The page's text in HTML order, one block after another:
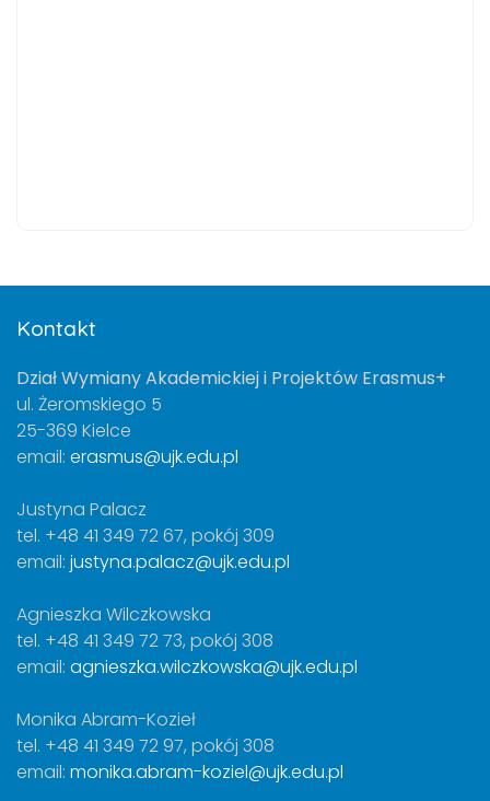
Kontakt
Dział Wymiany Akademickiej i Projektów Erasmus+
ul. Żeromskiego 5
25-369 Kielce
email: erasmus@ujk.edu.pl
Justyna Palacz
tel. +48 41 349 72 67, pokój 309
email: justyna.palacz@ujk.edu.pl
Agnieszka Wilczkowska
tel. +48 41 349 72 73, pokój 308
email: agnieszka.wilczkowska@ujk.edu.pl
Monika Abram-Kozieł
tel. +48 41 349 72 97, pokój 308
email: monika.abram-koziel@ujk.edu.pl